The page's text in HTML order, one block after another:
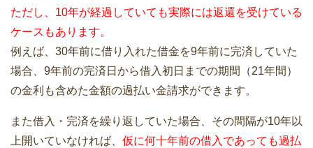
ただし、10年が経過していても実際には返還を受けている
ケースもあります。
例えば、30年前に借り入れた借金を9年前に完済していた
場合、9年前の完済日から借入初日までの期間（21年間）
の金利も含めた金額の過払い金請求ができます。
また借入・完済を繰り返していた場合、その間隔が10年以
上開いていなければ、 仮に何十年前の借入であっても過払